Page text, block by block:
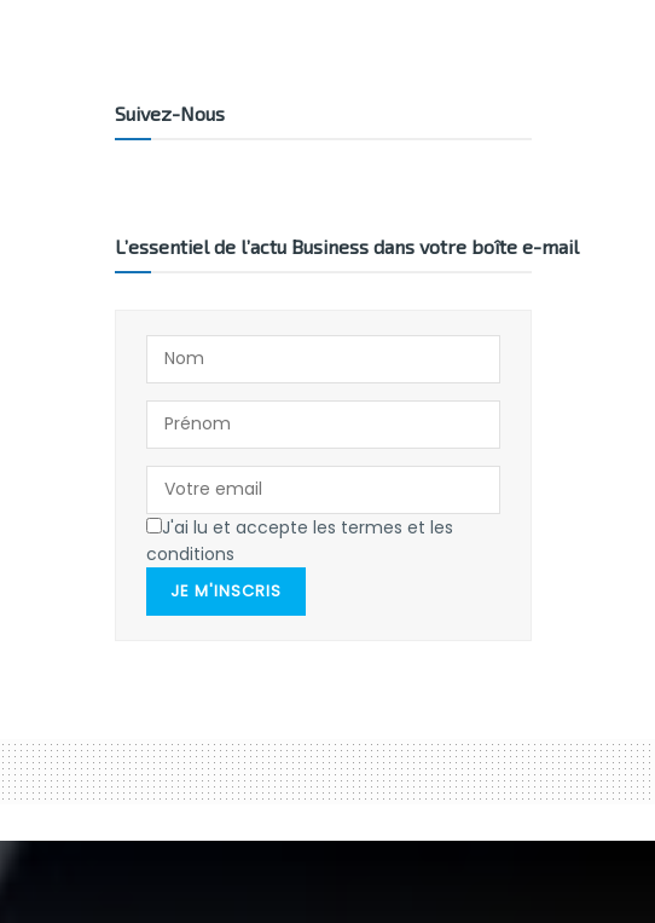
Suivez-Nous
L’essentiel de l’actu Business dans votre boîte e-mail
J'ai lu et accepte les termes et les
conditions
JE M'INSCRIS